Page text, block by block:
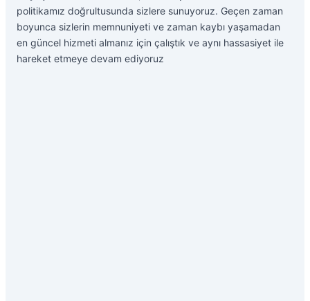
politikamız doğrultusunda sizlere sunuyoruz. Geçen zaman
boyunca sizlerin memnuniyeti ve zaman kaybı yaşamadan
en güncel hizmeti almanız için çalıştık ve aynı hassasiyet ile
hareket etmeye devam ediyoruz